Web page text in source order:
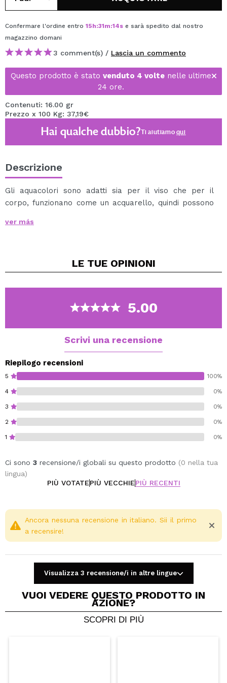
Confermare l'ordine entro 15h:31m:14s e sarà spedito dal nostro
magazzino domani
3 comment(s) / Lascia un commento
Questo prodotto è stato venduto 4 volte nelle ultime
24 ore.
Contenuti: 16.00 gr
Prezzo x 100 Kg: 37,19€
Hai qualche dubbio?Ti aiutiamoqui
Descrizione
Gli aquacolori sono adatti sia per il viso che per il
corpo, funzionano come un acquarello, quindi possono
Si possono applicare con una spugna o un pennello
Disponobili in un'ampia varietà di toni.
ver más
LE TUE OPINIONI
5.00
Scrivi una recensione
Riepilogo recensioni
5 100%
4 0%
3 0%
2 0%
1 0%
Ci sono 3 recensione/i globali su questo prodotto (0 nella tua
lingua)
PIÙ VOTATEPIÙ VECCHIEPIÙ RECENTI
Condividi un video o una foto
Ancora nessuna recensione in italiano. Sii il primo
a recensire!
Visualizza 3 recensione/i in altre lingue
VUOI VEDERE QUESTO PRODOTTO IN
AZIONE?
SCOPRI DI PIÙ